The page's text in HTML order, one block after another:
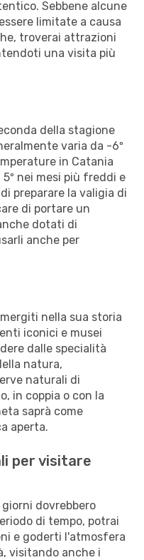
Sebbene alcune
limitate a causa
troverai attrazioni
una visita più
della stagione
varia da -6º
in Catania
nei mesi più freddi e
preparare la valigia di
di portare un
dotati di
anche per
nella sua storia
iconici e musei
dalle specialità
natura,
naturali di
in coppia o con la
saprà come
aperta.
per visitare
dovrebbero
di tempo, potrai
e goderti l'atmosfera
visitando anche i